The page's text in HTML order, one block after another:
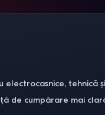
electrocasnice, tehnică
de cumpărare mai